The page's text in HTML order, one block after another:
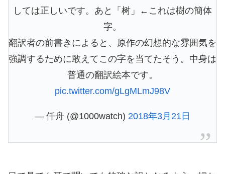
しては正しいです。あと「树」←これは樹の簡体
字。
翻訳者の前書きによると、原作の幻想的な雰囲気を
強調するために敢えてこの字を当てたそう。中身は
普通の翻訳絵本です。
pic.twitter.com/gLgMLmJ98V
— 仟舟 (@1000watch) 2018年3月21日